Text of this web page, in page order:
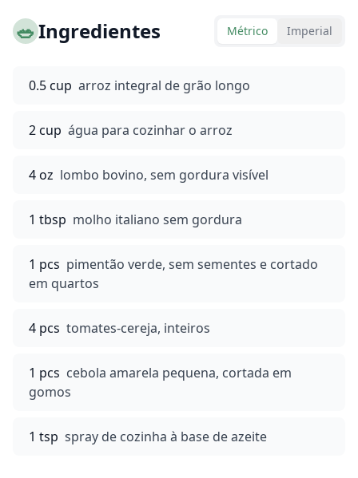
🥗Ingredientes Métrico Imperial
0.5 cup arroz integral de grão longo
2 cup água para cozinhar o arroz
4 oz lombo bovino, sem gordura visível
1 tbsp molho italiano sem gordura
1 pcs pimentão verde, sem sementes e cortado
em quartos
4 pcs tomates-cereja, inteiros
1 pcs cebola amarela pequena, cortada em
gomos
1 tsp spray de cozinha à base de azeite